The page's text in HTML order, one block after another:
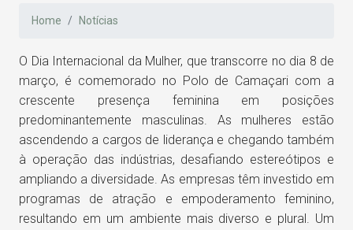
Home Notícias
O Dia Internacional da Mulher, que transcorre no dia 8 de
março, é comemorado no Polo de Camaçari com a
crescente presença feminina em posições
predominantemente masculinas. As mulheres estão
ascendendo a cargos de liderança e chegando também
à operação das indústrias, desafiando estereótipos e
ampliando a diversidade. As empresas têm investido em
programas de atração e empoderamento feminino,
resultando em um ambiente mais diverso e plural. Um